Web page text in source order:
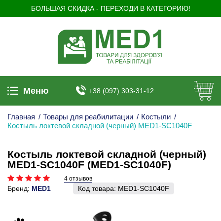
БОЛЬШАЯ СКИДКА - ПЕРЕХОДИ В КАТЕГОРИЮ!
Меню +38 (097) 303-31-12
Главная / Товары для реабилитации / Костыли /
Костыль локтевой складной (черный) MED1-SC1040F
Костыль локтевой складной (черный)
MED1-SC1040F (MED1-SC1040F)
4 отзывов
Бренд: MED1 Код товара: MED1-SC1040F